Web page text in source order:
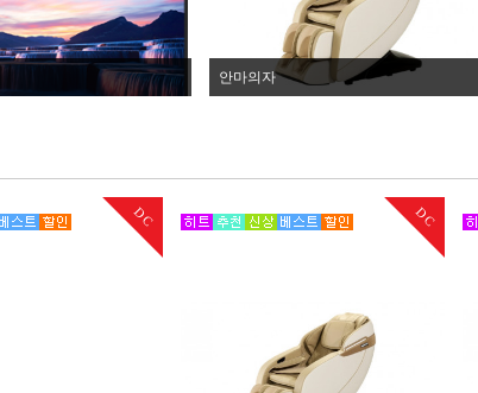
안마의자
DC DC